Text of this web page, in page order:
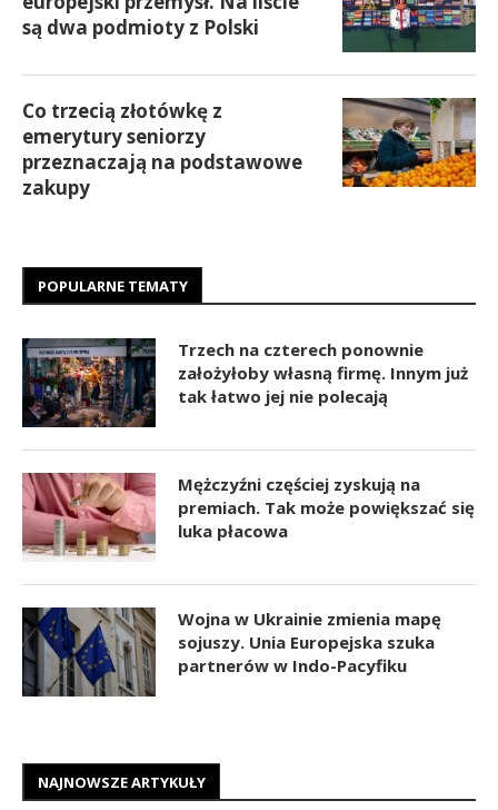
są dwa podmioty z Polski
Co trzecią złotówkę z
emerytury seniorzy
przeznaczają na podstawowe
zakupy
POPULARNE TEMATY
Trzech na czterech ponownie
założyłoby własną firmę. Innym już
tak łatwo jej nie polecają
Mężczyźni częściej zyskują na
premiach. Tak może powiększać się
luka płacowa
Wojna w Ukrainie zmienia mapę
sojuszy. Unia Europejska szuka
partnerów w Indo-Pacyfiku
NAJNOWSZE ARTYKUŁY